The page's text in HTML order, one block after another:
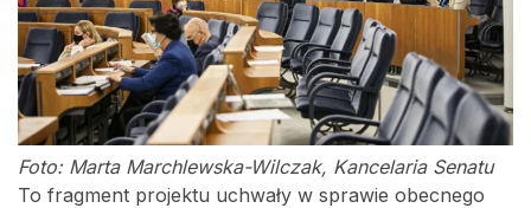
Foto: Marta Marchlewska-Wilczak, Kancelaria Senatu
To fragment projektu uchwały w sprawie obecnego